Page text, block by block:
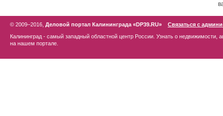
© 2009–2016, Деловой портал Калининграда «DP39.RU»
Связаться с
Калининград - самый западный областной центр России. Узнать о недвижимости,
на нашем портале.